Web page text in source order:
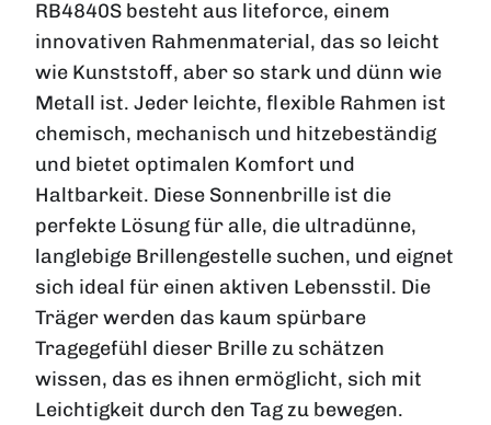
RB4840S besteht aus liteforce, einem
innovativen Rahmenmaterial, das so leicht
wie Kunststoff, aber so stark und dünn wie
Metall ist. Jeder leichte, flexible Rahmen ist
chemisch, mechanisch und hitzebeständig
und bietet optimalen Komfort und
Haltbarkeit. Diese Sonnenbrille ist die
perfekte Lösung für alle, die ultradünne,
langlebige Brillengestelle suchen, und eignet
sich ideal für einen aktiven Lebensstil. Die
Träger werden das kaum spürbare
Tragegefühl dieser Brille zu schätzen
wissen, das es ihnen ermöglicht, sich mit
Leichtigkeit durch den Tag zu bewegen.